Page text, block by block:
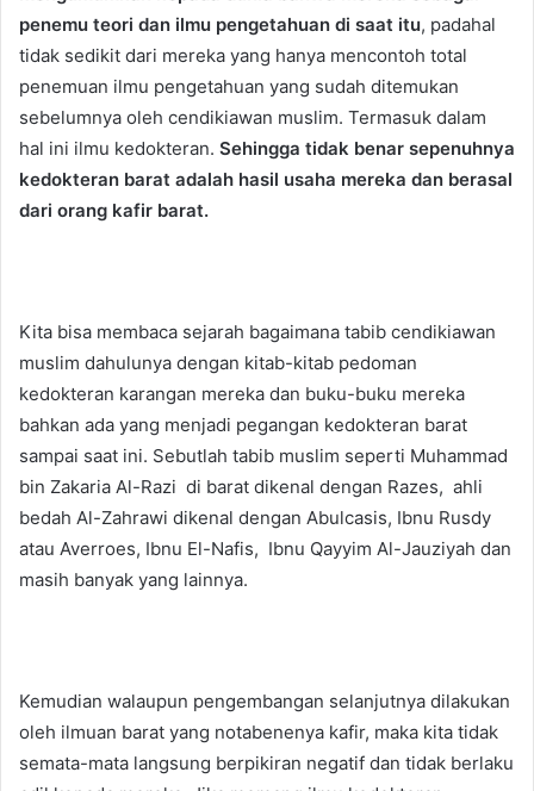
penemu teori dan ilmu pengetahuan di saat itu, padahal
tidak sedikit dari mereka yang hanya mencontoh total
penemuan ilmu pengetahuan yang sudah ditemukan
sebelumnya oleh cendikiawan muslim. Termasuk dalam
hal ini ilmu kedokteran. Sehingga tidak benar sepenuhnya
kedokteran barat adalah hasil usaha mereka dan berasal
dari orang kafir barat.
Kita bisa membaca sejarah bagaimana tabib cendikiawan
muslim dahulunya dengan kitab-kitab pedoman
kedokteran karangan mereka dan buku-buku mereka
bahkan ada yang menjadi pegangan kedokteran barat
sampai saat ini. Sebutlah tabib muslim seperti Muhammad
bin Zakaria Al-Razi di barat dikenal dengan Razes, ahli
bedah Al-Zahrawi dikenal dengan Abulcasis, Ibnu Rusdy
atau Averroes, Ibnu El-Nafis, Ibnu Qayyim Al-Jauziyah dan
masih banyak yang lainnya.
Kemudian walaupun pengembangan selanjutnya dilakukan
oleh ilmuan barat yang notabenenya kafir, maka kita tidak
semata-mata langsung berpikiran negatif dan tidak berlaku